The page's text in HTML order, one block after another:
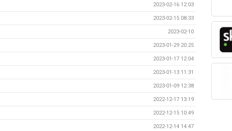
2023-02-16 12:03
2023-02-15 08:33
2023-02-10
2023-01-29 20:25
2023-01-17 12:04
2023-01-13 11:31
2023-01-09 12:38
2022-12-17 13:19
2022-12-15 10:49
2022-12-14 14:47